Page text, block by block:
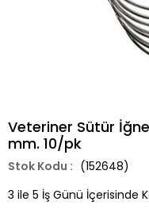
Veteriner Sütür
mm. 10/pk
(152648)
3 ile 5 İş Günü İçerisinde